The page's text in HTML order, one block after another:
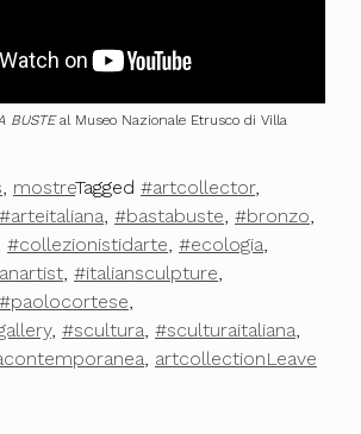
BUSTEal Museo Nazionale Etrusco di Villa
, mostreTagged #artcollector,
#arteitaliana, #bastabuste, #bronzo,
#collezionistidarte, #ecologia,
, #italiansculpture,
#paolocortese,
, #scultura, #sculturaitaliana,
, artcollectionLeave